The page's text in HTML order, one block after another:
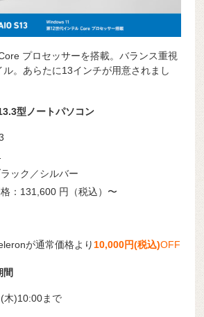
プロセッサーを搭載。バランス重視
。あらたに13インチが用意されまし
型ノートパソコン
ック／シルバー
格：131,600 円（税込）〜
が通常価格より10,000円(税込)OFF
間
木)10:00まで